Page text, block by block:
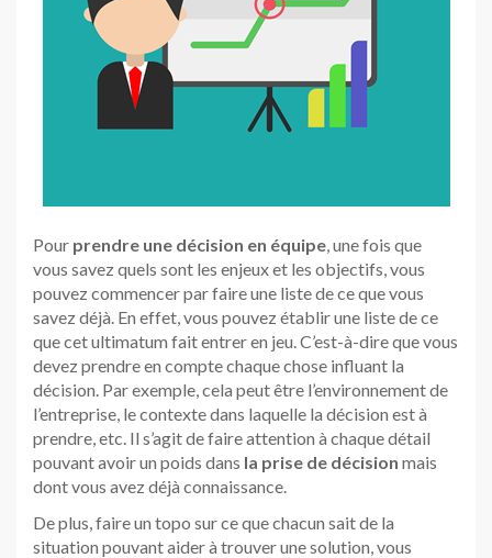
Pour prendre une décision en équipe , une fois que
vous savez quels sont les enjeux et les objectifs, vous
pouvez commencer par faire une liste de ce que vous
savez déjà. En effet, vous pouvez établir une liste de ce
que cet ultimatum fait entrer en jeu. C’est-à-dire que vous
devez prendre en compte chaque chose influant la
décision. Par exemple, cela peut être l’environnement de
l’entreprise, le contexte dans laquelle la décision est à
prendre, etc. Il s’agit de faire attention à chaque détail
pouvant avoir un poids dans la prise de décision mais
dont vous avez déjà connaissance.
De plus, faire un topo sur ce que chacun sait de la
situation pouvant aider à trouver une solution, vous